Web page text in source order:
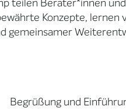
teilen Berater*innen
Konzepte,
gemeinsamer
Begrüßung und